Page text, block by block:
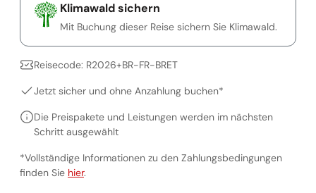
Klimawald sichern
Mit Buchung dieser Reise sichern Sie Klimawald.
Reisecode: R2026+BR-FR-BRET
Jetzt sicher und ohne Anzahlung buchen*
Die Preispakete und Leistungen werden im nächsten
Schritt ausgewählt
*Vollständige Informationen zu den Zahlungsbedingungen
finden Sie Vollständige Informationen zu den
hier.